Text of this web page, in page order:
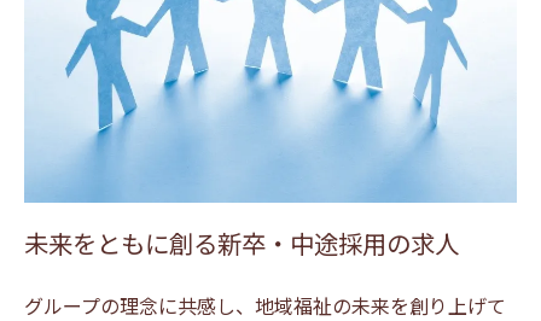
未来をともに創る新卒・中途採用の求人
グループの理念に共感し、地域福祉の未来を創り上げて